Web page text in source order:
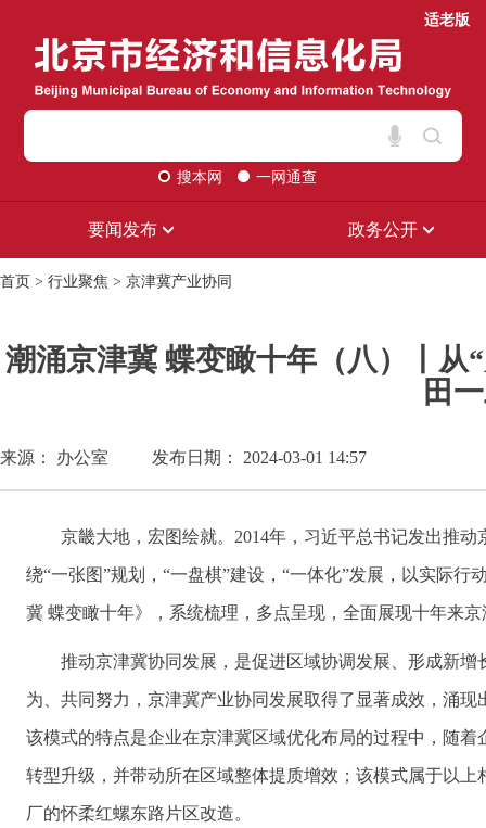
适老版
搜本网 一网通查
要闻发布 政务公开
首页 > 行业聚焦 > 京津冀产业协同
潮涌京津冀 蝶变瞰十年（八）丨
田
来源： 办公室 发布日期： 2024-03-01 14:57
京畿大地，宏图绘就。2014年，习近平总书记发出推
绕“一张图”规划，“一盘棋”建设，“一体化”发展，以实际
冀 蝶变瞰十年》，系统梳理，多点呈现，全面展现十年来
推动京津冀协同发展，是促进区域协调发展、形成新
为、共同努力，京津冀产业协同发展取得了显著成效，涌
该模式的特点是企业在京津冀区域优化布局的过程中，随
转型升级，并带动所在区域整体提质增效；该模式属于以
厂的怀柔红螺东路片区改造。